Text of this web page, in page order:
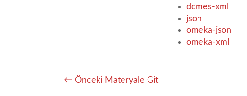
dcmes-xml
json
omeka-json
omeka-xml
← Önceki Materyale Git